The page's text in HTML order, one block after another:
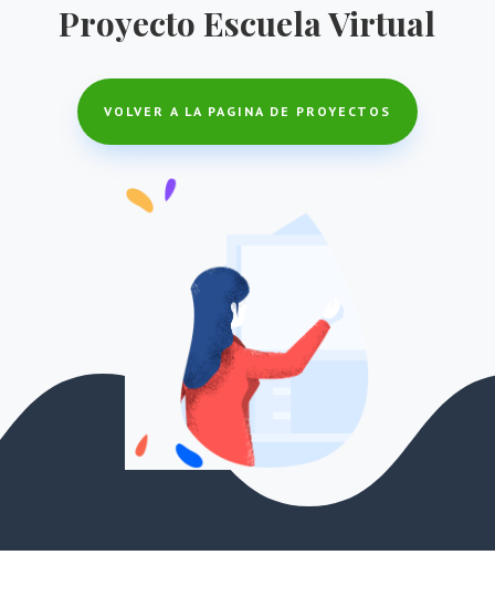
Proyecto Escuela Virtual
VOLVER A LA PAGINA DE PROYECTOS